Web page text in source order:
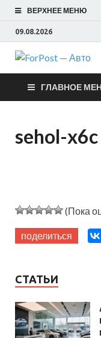
ВЕРХНЕЕ МЕНЮ
09.08.2026
ГЛАВНОЕ
sehol-x6c
(Пока
поделиться
СТАТЬИ